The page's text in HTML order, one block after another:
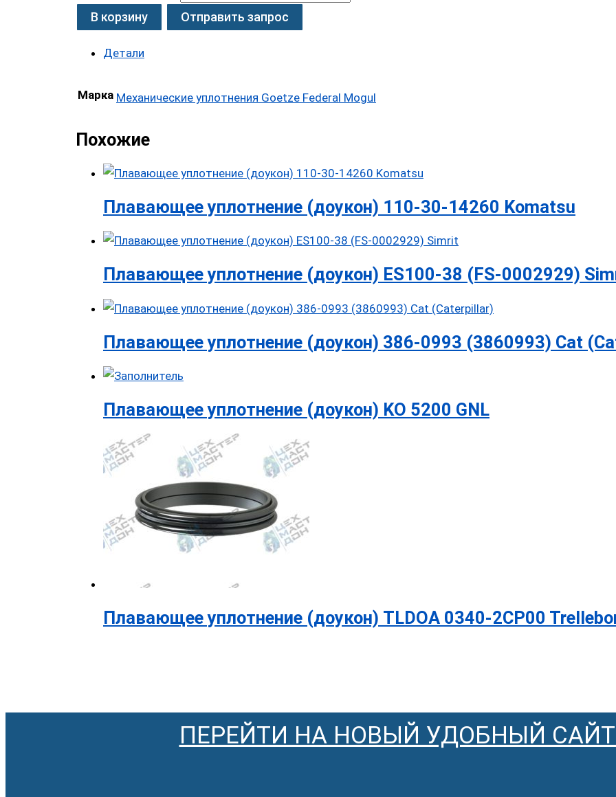
В корзину Отправить запрос
Детали
Марка Механические уплотнения Goetze Federal Mogul
Похожие
Плавающее уплотнение (доукон) 110-30-14260 Komatsu
Плавающее уплотнение (доукон) ES100-38 (FS-0002929)
Плавающее уплотнение (доукон) 386-0993 (3860993) Cat
Плавающее уплотнение (доукон) KO 5200 GNL
Плавающее уплотнение (доукон) TLDOA 0340-2CP00
ПЕРЕЙТИ НА НОВЫЙ УДОБНЫЙ